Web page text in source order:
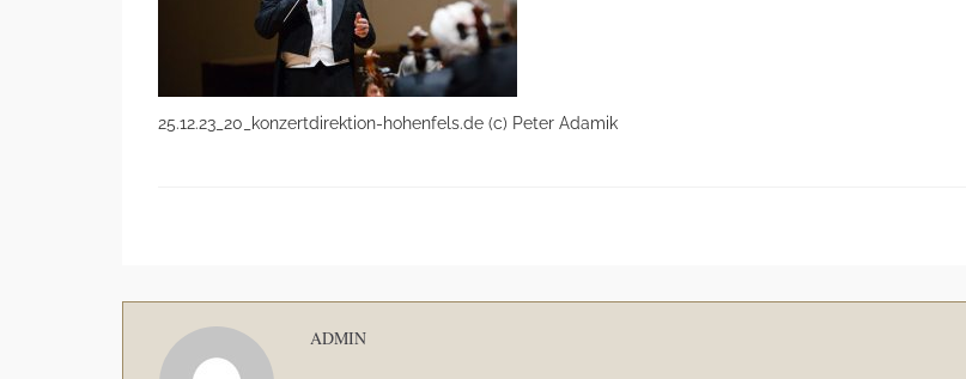
25.12.23_20_konzertdirektion-hohenfels.de (c) Peter Adamik
ADMIN